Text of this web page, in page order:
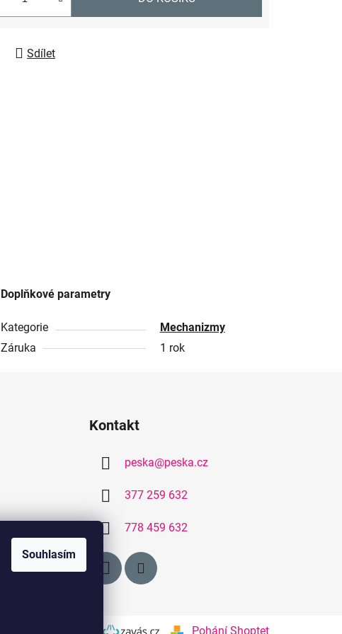
Souhlasím
Sdílet
Doplňkové parametry
Kategorie
Mechanizmy
Záruka
1 rok
Kontakt
peska@peska.cz
377 259 632
778 459 632
Pohání Shoptet